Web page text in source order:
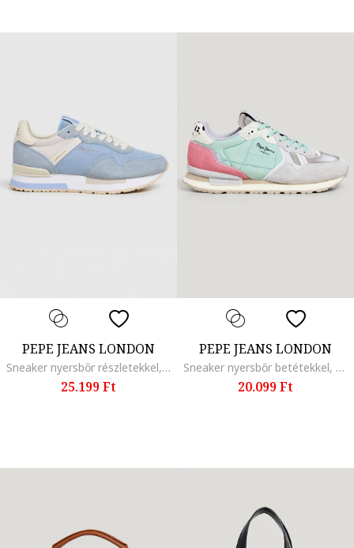
PEPE JEANS LONDON
Sneaker nyersbőr részletekkel, Púderkék/Levendulakék/Világosbézs
25.199 Ft
PEPE JEANS LONDON
Sneaker nyersbőr betétekkel, Világosszürke/Élénk rózsaszín/Mentazöld
20.099 Ft